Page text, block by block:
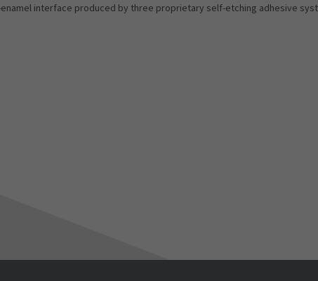
interface produced by three proprietary self-etching adhesive